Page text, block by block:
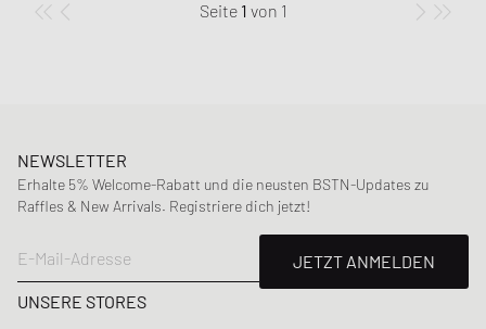
Seite 1 von 1
NEWSLETTER
Erhalte 5% Welcome-Rabatt und die neusten BSTN-Updates zu
Raffles & New Arrivals. Registriere dich jetzt!
E-Mail-Adresse
JETZT ANMELDEN
UNSERE STORES